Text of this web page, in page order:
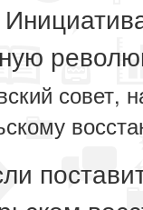
совет,